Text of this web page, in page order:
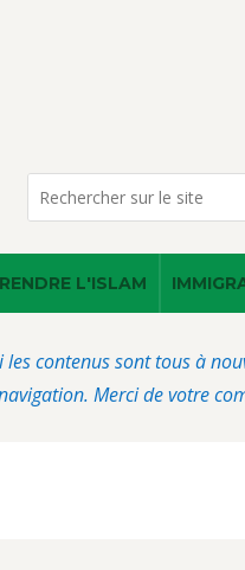
L'ISLAM
contenus sont tous à
Merci de votre